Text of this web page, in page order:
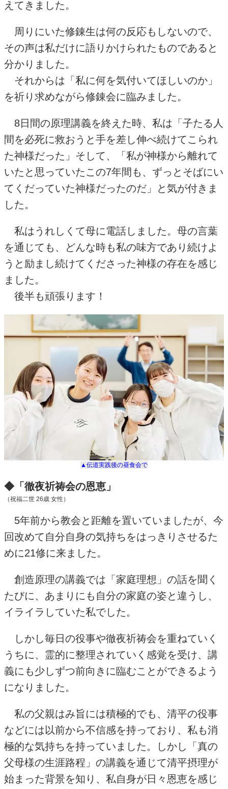
えてきました。
周りにいた修錬生は何の反応もしないので、
その声は私だけに語りかけられたものであると
分かりました。
それからは「私に何を気付いてほしいのか」
を祈り求めながら修錬会に臨みました。
8日間の原理講義を終えた時、私は「子たる人
間を必死に救おうと手を差し伸べ続けてこられ
た神様だった」そして、「私が神様から離れて
いたと思っていたこの7年間も、ずっとそばにい
てくだっていた神様だったのだ」と気が付きま
した。
私はうれしくて母に電話しました。母の言葉
を通じても、どんな時も私の味方であり続けよ
うと励まし続けてくださった神様の存在を感じ
ました。
後半も頑張ります！
▲伝道実践後の昼食会で
◆「徹夜祈祷会の恩恵」
（祝福二世 26歳 女性）
5年前から教会と距離を置いていましたが、今
回改めて自分自身の気持ちをはっきりさせるた
めに21修に来ました。
創造原理の講義では「家庭理想」の話を聞く
たびに、あまりにも自分の家庭の姿と違うし、
イライラしていた私でした。
しかし毎日の役事や徹夜祈祷会を重ねていく
うちに、霊的に整理されていく感覚を受け、講
義にも少しずつ前向きに臨むことができるよう
になりました。
私の父親はみ旨には積極的でも、清平の役事
などには以前から不信感を持っており、私も消
極的な気持ちを持っていました。しかし「真の
父母様の生涯路程」の講義を通じて清平摂理が
始まった背景を知り、私自身が日々恩恵を感じ